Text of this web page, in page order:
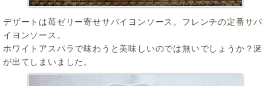
デザートは苺ゼリー寄せサバイヨンソース。フレンチの定番サバ
イヨンソース。
ホワイトアスパラで味わうと美味しいのでは無いでしょうか？涎
が出てしまいました。